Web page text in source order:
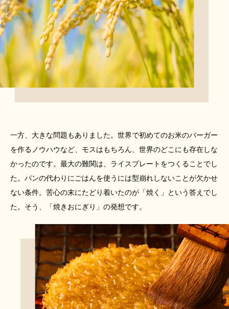
一方、大きな問題もありました。 世界で初めてのお米のバーガー
を作るノウハウなど、モスはもちろん、 世界のどこにも存在しな
かったのです。 最大の難関は、ライスプレートをつくることでし
た。 パンの代わりにごはんを使うには型崩れしないことが欠かせ
ない条件。 苦心の末にたどり着いたのが「焼く」という答えでし
た。 そう、「焼きおにぎり」の発想です。